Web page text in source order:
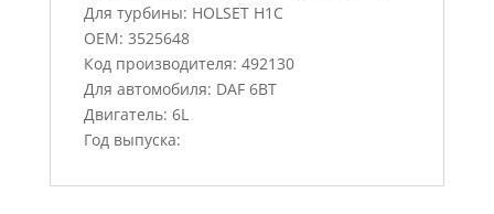
Для турбины: HOLSET H1C
OEM: 3525648
Код производителя: 492130
Для автомобиля: DAF 6BT
Двигатель: 6L
Год выпуска: